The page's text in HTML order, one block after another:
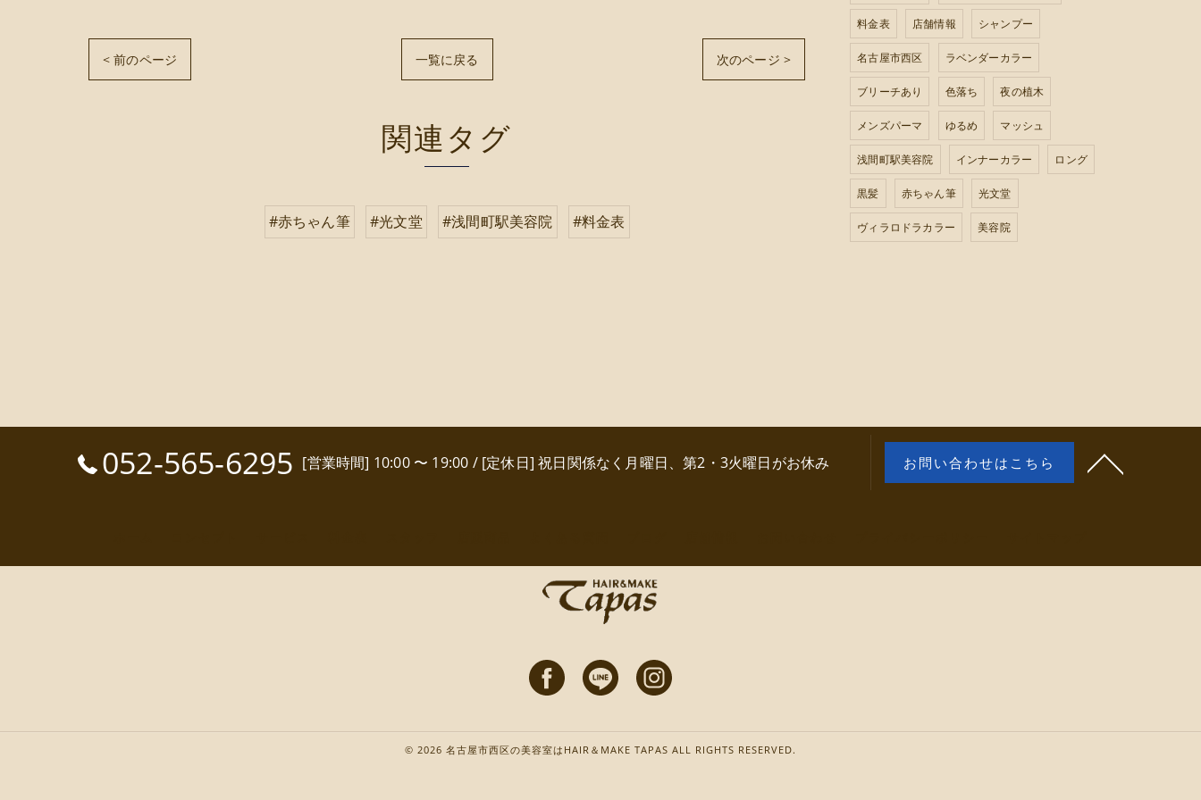
< 前のページ 一覧に戻る 次のページ >
関連タグ
#赤ちゃん筆 #光文堂 #浅間町駅美容院 #料金表
料金表 店舗情報 シャンプー
名古屋市西区 ラベンダーカラー
ブリーチあり 色落ち 夜の植木
メンズパーマ ゆるめ マッシュ
浅間町駅美容院 インナーカラー ロング
黒髪 赤ちゃん筆 光文堂
ヴィラロドラカラー 美容院
052-565-6295 [営業時間] 10:00 〜 19:00 / [定休日] 祝日関係なく月曜日、第2・3火曜日がお休み お問い合わせはこちら
© 2026 名古屋市西区の美容室はHAIR＆MAKE TAPAS ALL RIGHTS RESERVED.